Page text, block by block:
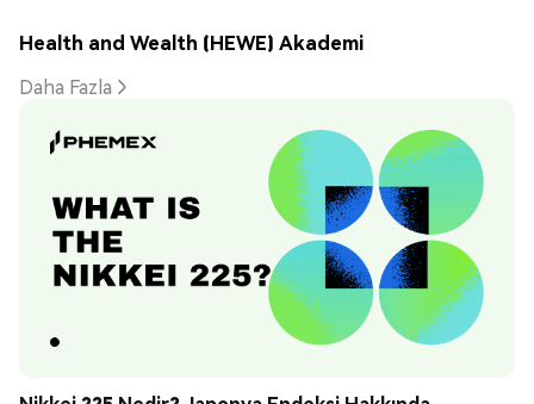
Health and Wealth (HEWE) Akademi
Daha Fazla